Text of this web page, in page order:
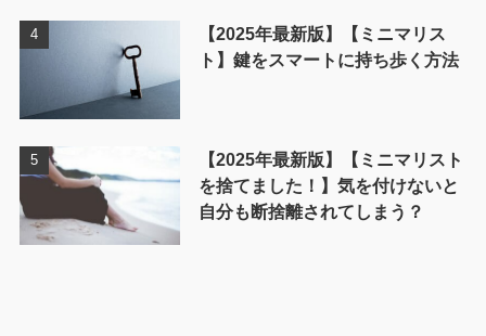
【2025年最新版】【ミニマリス
ト】鍵をスマートに持ち歩く方法
【2025年最新版】【ミニマリスト
を捨てました！】気を付けないと
自分も断捨離されてしまう？